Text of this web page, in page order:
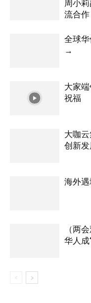
周小
流合作
全球华
→
大家
祝福
大咖
创新
海外
（两
华人成